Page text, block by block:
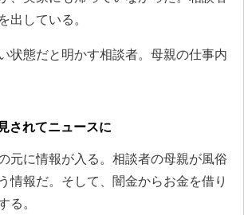
出している。
状態だと明かす相談者。母親の仕事内
されてニュースに
元に情報が入る。相談者の母親が風俗
情報だ。そして、闇金からお金を借り
る。